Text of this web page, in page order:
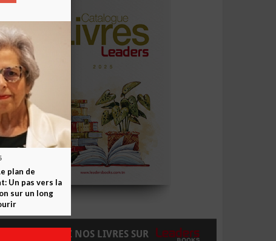
COMMANDEZ NOS LIVRES SUR
plan de
Un pas vers la
sur un long